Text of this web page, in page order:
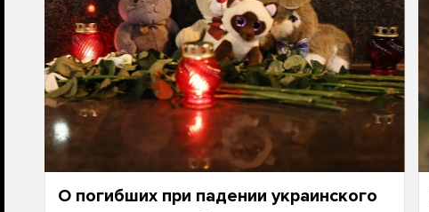
О погибших при падении украинского